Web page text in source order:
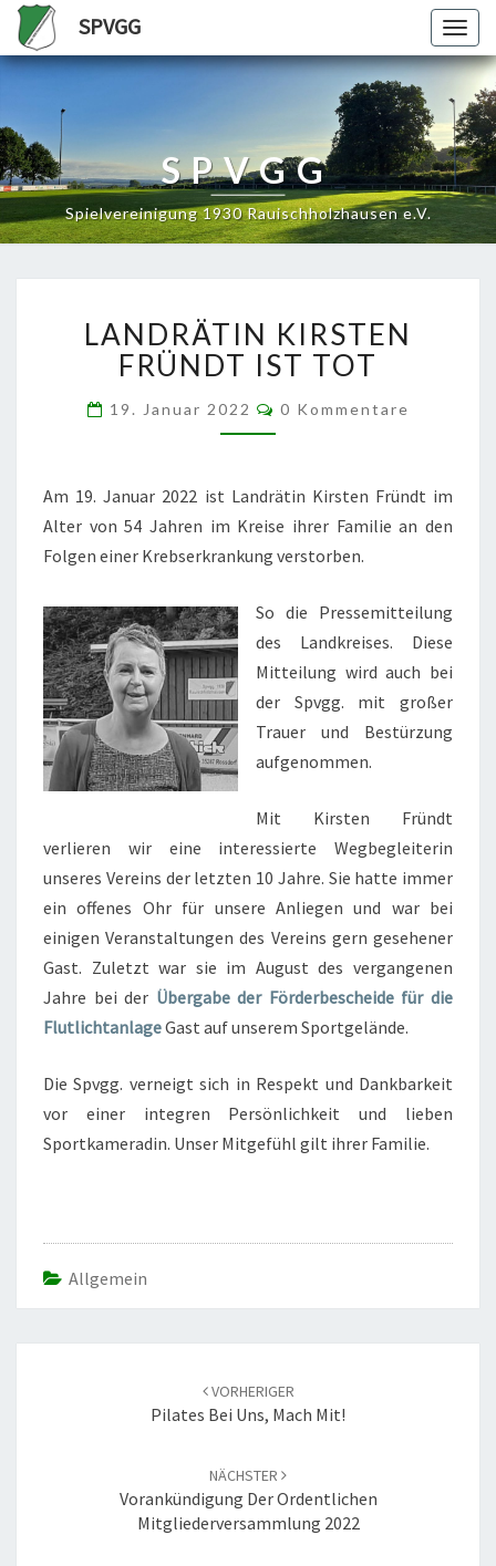
SPVGG
SPVGG
Spielvereinigung 1930 Rauischholzhausen e.V.
KIRSTEN
FRÜNDT
IST
TOT
LANDRÄTIN KIRSTEN
FRÜNDT IST TOT
19. Januar 2022 Kommentare
0 Kommentare
Am 19. Januar 2022 ist Landrätin Kirsten Fründt im
Alter von 54 Jahren im Kreise ihrer Familie an den
Folgen einer Krebserkrankung verstorben.
So die Pressemitteilung
des Landkreises. Diese
Mitteilung wird auch bei
der Spvgg. mit großer
Trauer und Bestürzung
aufgenommen.
Mit Kirsten Fründt
verlieren wir eine interessierte Wegbegleiterin
unseres Vereins der letzten 10 Jahre. Sie hatte immer
ein offenes Ohr für unsere Anliegen und war bei
einigen Veranstaltungen des Vereins gern gesehener
Gast. Zuletzt war sie im August des vergangenen
Jahre bei der Übergabe der Förderbescheide für die
FlutlichtanlageGast auf unserem Sportgelände.
Die Spvgg. verneigt sich in Respekt und Dankbarkeit
vor einer integren Persönlichkeit und lieben
Sportkameradin. Unser Mitgefühl gilt ihrer Familie.
Allgemein
VORHERIGER
Pilates Bei Uns, Mach Mit!
NÄCHSTER
Vorankündigung Der Ordentlichen
Mitgliederversammlung 2022